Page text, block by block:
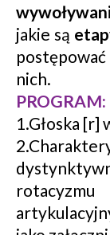
jakie są
nich.
PROGRAM:
1.Głoska